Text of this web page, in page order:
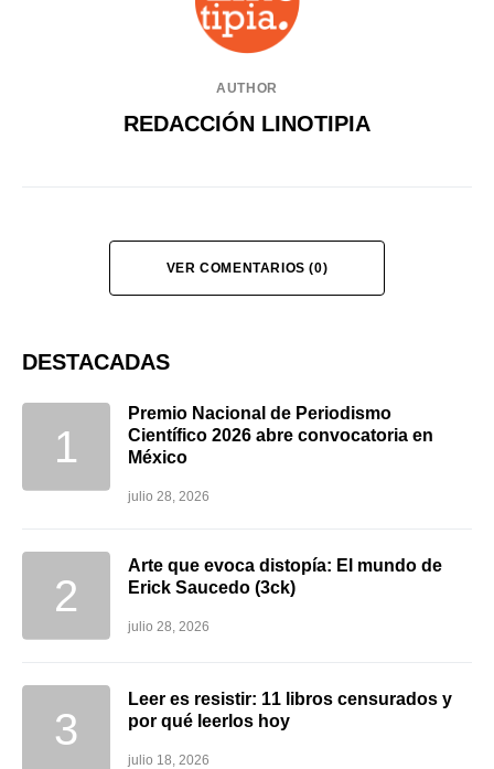
AUTHOR
REDACCIÓN LINOTIPIA
VER COMENTARIOS (0)
DESTACADAS
Premio Nacional de Periodismo
Científico 2026 abre convocatoria en
México
julio 28, 2026
Arte que evoca distopía: El mundo de
Erick Saucedo (3ck)
julio 28, 2026
Leer es resistir: 11 libros censurados y
por qué leerlos hoy
julio 18, 2026